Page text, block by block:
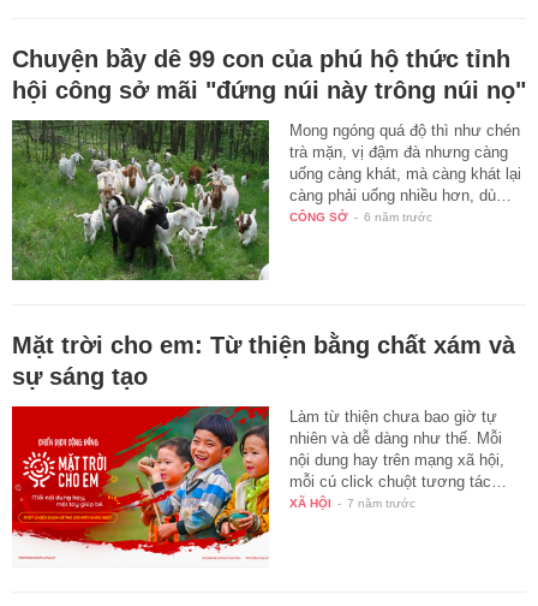
Chuyện bầy dê 99 con của phú hộ thức tỉnh
hội công sở mãi "đứng núi này trông núi nọ"
Mong ngóng quá độ thì như chén
trà mặn, vị đậm đà nhưng càng
uống càng khát, mà càng khát lại
càng phải uống nhiều hơn, dù…
CÔNG SỞ - 6 năm trước
Mặt trời cho em: Từ thiện bằng chất xám và
sự sáng tạo
Làm từ thiện chưa bao giờ tự
nhiên và dễ dàng như thế. Mỗi
nội dung hay trên mạng xã hội,
mỗi cú click chuột tương tác…
XÃ HỘI - 7 năm trước